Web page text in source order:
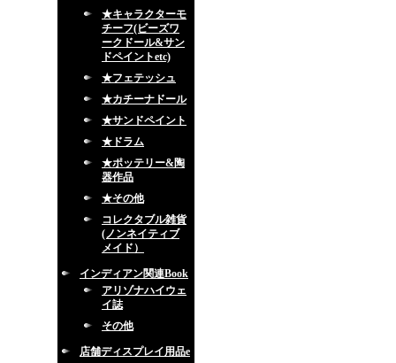
★キャラクターモ
チーフ(ビーズワ
ークドール&サン
ドペイントetc)
★フェテッシュ
★カチーナドール
★サンドペイント
★ドラム
★ポッテリー&陶
器作品
★その他
コレクタブル雑貨
(ノンネイティブ
メイド）
インディアン関連Book
アリゾナハイウェ
イ誌
その他
店舗ディスプレイ用品e